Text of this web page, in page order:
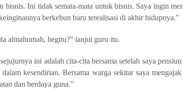
bisnis. Ini tidak semata-mata untuk bisnis. Saya ingin
berkebun baru terealisasi di akhir hidupnya.”
almahumah, begitu?” lanjut guru itu.
ini adalah cita-cita bersama setelah saya
kesendirian. Bersama warga sekitar saya
dan berdaya guna.”